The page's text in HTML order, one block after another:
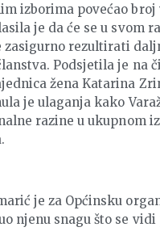
izborima povećao broj
je da će se u svom
zasigurno rezultirati
Podsjetila je na
žena Katarina
je ulaganja kako
razine u ukupnom
je za Općinsku
njenu snagu što se